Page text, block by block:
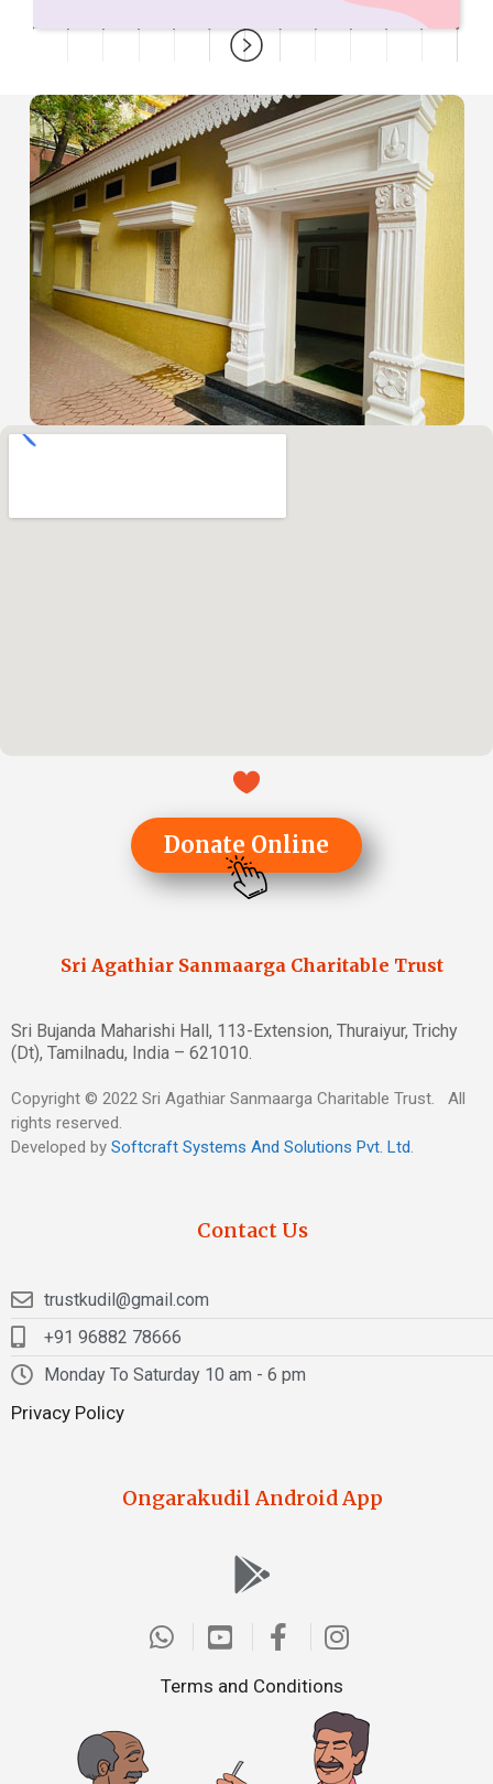
Donate Online
Sri Agathiar Sanmaarga Charitable Trust
Sri Bujanda Maharishi Hall, 113-Extension, Thuraiyur, Trichy
(Dt), Tamilnadu, India – 621010.
Copyright © 2022 Sri Agathiar Sanmaarga Charitable Trust. All
rights reserved.
Developed by Softcraft Systems And Solutions Pvt. Ltd.
Contact Us
trustkudil@gmail.com
+91 96882 78666
Monday To Saturday 10 am - 6 pm
Privacy Policy
Ongarakudil Android App
Terms and Conditions